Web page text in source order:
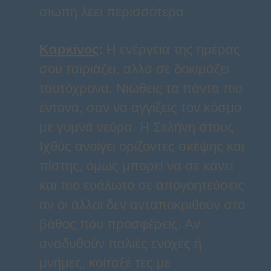
σιωπή λέει περισσότερα.
Καρκίνος: Η ενέργεια της ημέρας
σου ταιριάζει, αλλά σε δοκιμάζει
ταυτόχρονα. Νιώθεις τα πάντα πιο
έντονα, σαν να αγγίζεις τον κόσμο
με γυμνά νεύρα. Η Σελήνη στους
Ιχθύς ανοίγει ορίζοντες σκέψης και
πίστης, όμως μπορεί να σε κάνει
και πιο ευάλωτο σε απογοητεύσεις
αν οι άλλοι δεν ανταποκριθούν στο
βάθος που προσφέρεις. Αν
αναδυθούν παλιές ενοχές ή
μνήμες, κοίταξέ τες με